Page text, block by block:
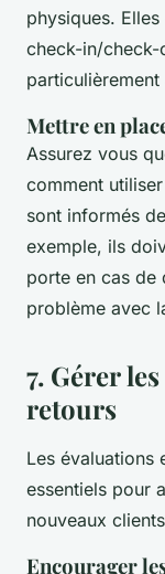
physiques.
check-in/check-
Mettre en
Assurez vous
comment
sont informés
exemple, ils
porte en cas de
problème avec
7. Gérer
retours
Les évaluations
essentiels pour
nouveaux
Encourager